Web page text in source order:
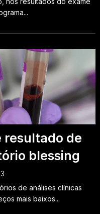
resultado de
blessing
de análises clínicas
mais baixos...